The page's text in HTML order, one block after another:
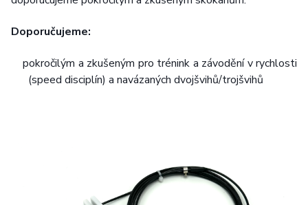
Doporučujeme:
pokročilým a zkušeným pro trénink a závodění v rychlosti
(speed disciplín) a navázaných dvojšvihů/trojšvihů